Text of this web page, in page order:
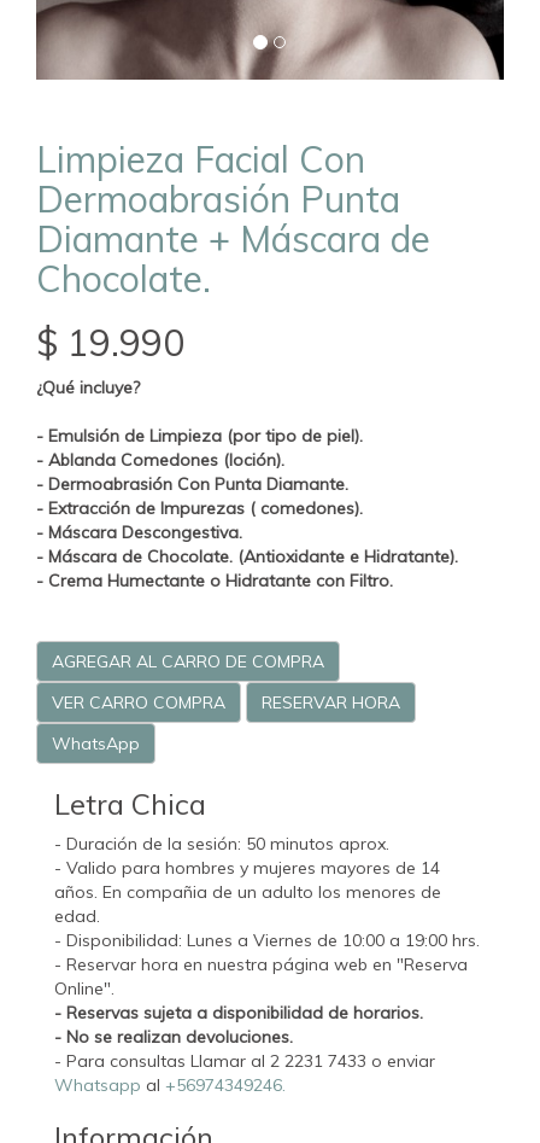
Limpieza Facial Con
Dermoabrasión Punta
Diamante + Máscara de
Chocolate.
$ 19.990
¿Qué incluye?
- Emulsión de Limpieza (por tipo de piel).
- Ablanda Comedones (loción).
- Dermoabrasión Con Punta Diamante.
- Extracción de Impurezas ( comedones).
- Máscara Descongestiva.
- Máscara de Chocolate. (Antioxidante e Hidratante).
- Crema Humectante o Hidratante con Filtro.
AGREGAR AL CARRO DE COMPRA
VER CARRO COMPRA
RESERVAR HORA
WhatsApp
Letra Chica
- Duración de la sesión: 50 minutos aprox.
- Valido para hombres y mujeres mayores de 14
años. En compañia de un adulto los menores de
edad.
- Disponibilidad: Lunes a Viernes de 10:00 a 19:00 hrs.
- Reservar hora en nuestra página web en "Reserva
Online".
- Reservas sujeta a disponibilidad de horarios.
- No se realizan devoluciones.
- Para consultas Llamar al 2 2231 7433 o enviar
Whatsapp al +56974349246.